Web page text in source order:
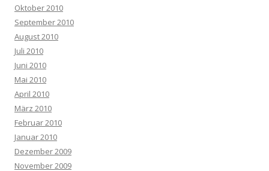
Oktober 2010
September 2010
August 2010
Juli 2010
Juni 2010
Mai 2010
April 2010
März 2010
Februar 2010
Januar 2010
Dezember 2009
November 2009